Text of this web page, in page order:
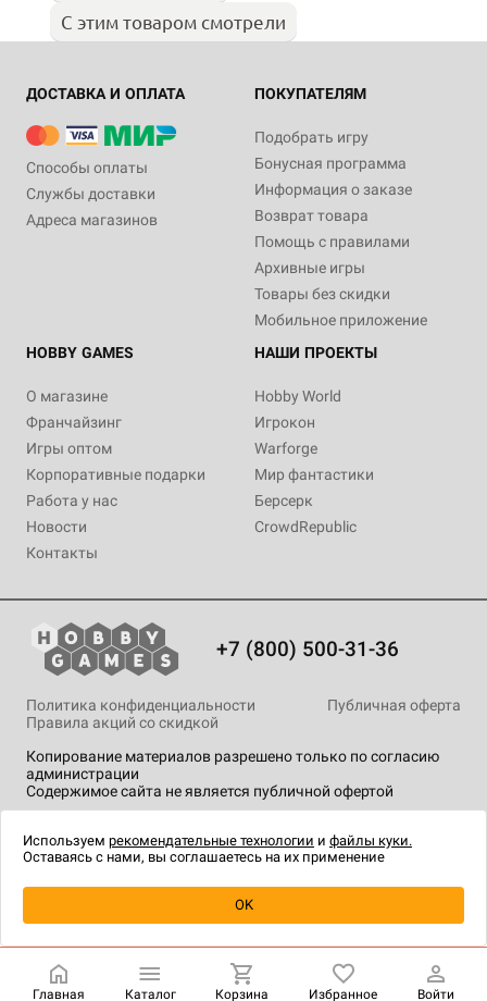
Уведомить о наличии
С этим товаром смотрели
ДОСТАВКА И ОПЛАТА
Способы оплаты
Службы доставки
Адреса магазинов
ПОКУПАТЕЛЯМ
Подобрать игру
Бонусная программа
Информация о заказе
Возврат товара
Помощь с правилами
Архивные игры
Товары без скидки
Мобильное приложение
HOBBY GAMES
О магазине
Франчайзинг
Игры оптом
Корпоративные подарки
Работа у нас
Новости
Контакты
НАШИ ПРОЕКТЫ
Hobby World
Игрокон
Warforge
Мир фантастики
Берсерк
CrowdRepublic
+7 (800) 500-31-36
Копирование материалов разрешено только по согласию
администрации
Содержимое сайта не является публичной офертой
Политика конфиденциальности
Публичная оферта
Правила акций со скидкой
технологии.
Главная Каталог Корзина Избранное Войти
Используем рекомендательные технологии и файлы куки.
Оставаясь с нами, вы соглашаетесь на их применение
OK